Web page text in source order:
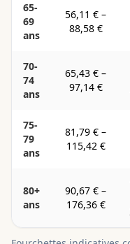
65-
69
ans
56,11 € –
88,58 €
70-
74
ans
65,43 € –
97,14 €
75-
79
ans
81,79 € –
115,42 €
80+
ans
90,67 € –
176,36 €